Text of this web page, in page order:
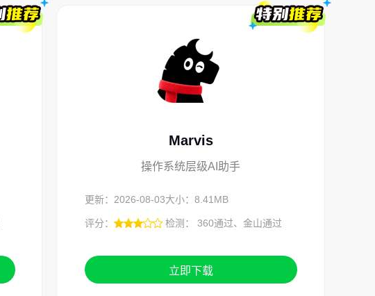
Marvis
操作系统层级AI助手
更新：2026-08-03大小：8.41MB
评分： 检测： 360通过、金山通过
立即下载